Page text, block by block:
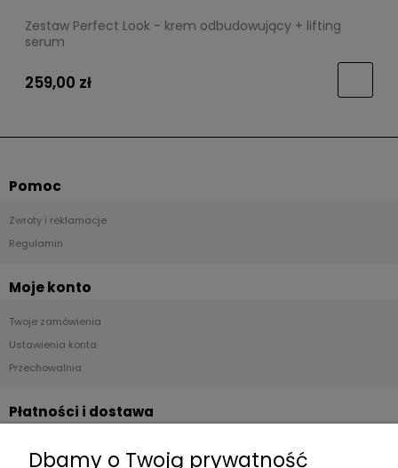
Zestaw Perfect Look - krem odbudowujący + lifting
serum
259,00 zł
Pomoc
Zwroty i reklamacje
Regulamin
Moje konto
Twoje zamówienia
Ustawienia konta
Przechowalnia
Płatności i dostawa
Dbamy o Twoją prywatność